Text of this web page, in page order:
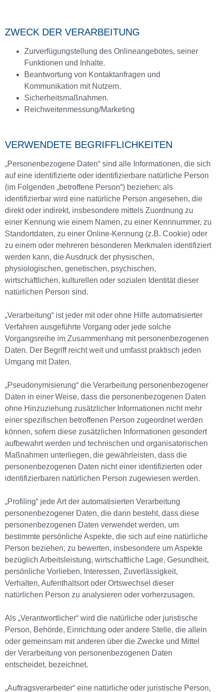
ZWECK DER VERARBEITUNG
Zurverfügungstellung des Onlineangebotes, seiner
Funktionen und Inhalte.
Beantwortung von Kontaktanfragen und
Kommunikation mit Nutzern.
Sicherheitsmaßnahmen.
Reichweitenmessung/Marketing
VERWENDETE BEGRIFFLICHKEITEN
„Personenbezogene Daten“ sind alle Informationen, die sich
auf eine identifizierte oder identifizierbare natürliche Person
(im Folgenden „betroffene Person“) beziehen; als
identifizierbar wird eine natürliche Person angesehen, die
direkt oder indirekt, insbesondere mittels Zuordnung zu
einer Kennung wie einem Namen, zu einer Kennnummer, zu
Standortdaten, zu einer Online-Kennung (z.B. Cookie) oder
zu einem oder mehreren besonderen Merkmalen identifiziert
werden kann, die Ausdruck der physischen,
physiologischen, genetischen, psychischen,
wirtschaftlichen, kulturellen oder sozialen Identität dieser
natürlichen Person sind.
„Verarbeitung“ ist jeder mit oder ohne Hilfe automatisierter
Verfahren ausgeführte Vorgang oder jede solche
Vorgangsreihe im Zusammenhang mit personenbezogenen
Daten. Der Begriff reicht weit und umfasst praktisch jeden
Umgang mit Daten.
„Pseudonymisierung“ die Verarbeitung personenbezogener
Daten in einer Weise, dass die personenbezogenen Daten
ohne Hinzuziehung zusätzlicher Informationen nicht mehr
einer spezifischen betroffenen Person zugeordnet werden
können, sofern diese zusätzlichen Informationen gesondert
aufbewahrt werden und technischen und organisatorischen
Maßnahmen unterliegen, die gewährleisten, dass die
personenbezogenen Daten nicht einer identifizierten oder
identifizierbaren natürlichen Person zugewiesen werden.
„Profiling“ jede Art der automatisierten Verarbeitung
personenbezogener Daten, die darin besteht, dass diese
personenbezogenen Daten verwendet werden, um
bestimmte persönliche Aspekte, die sich auf eine natürliche
Person beziehen, zu bewerten, insbesondere um Aspekte
bezüglich Arbeitsleistung, wirtschaftliche Lage, Gesundheit,
persönliche Vorlieben, Interessen, Zuverlässigkeit,
Verhalten, Aufenthaltsort oder Ortswechsel dieser
natürlichen Person zu analysieren oder vorherzusagen.
Als „Verantwortlicher“ wird die natürliche oder juristische
Person, Behörde, Einrichtung oder andere Stelle, die allein
oder gemeinsam mit anderen über die Zwecke und Mittel
der Verarbeitung von personenbezogenen Daten
entscheidet, bezeichnet.
„Auftragsverarbeiter“ eine natürliche oder juristische Person,